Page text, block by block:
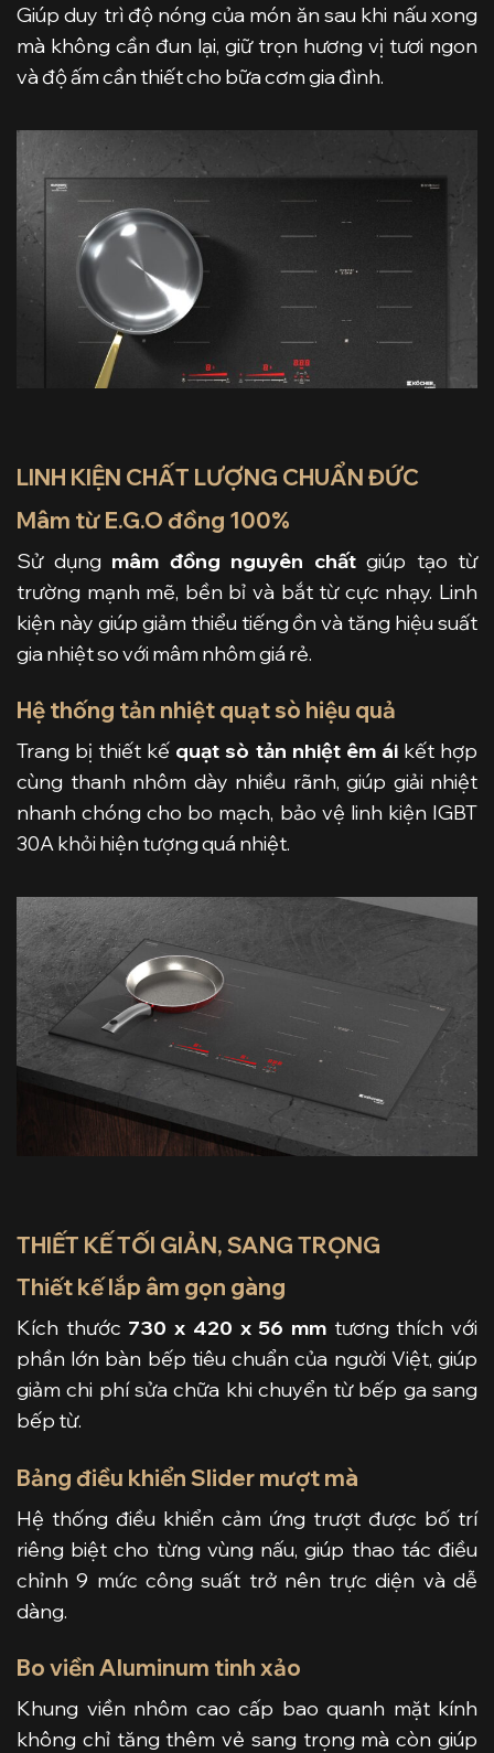
Giúp duy trì độ nóng của món ăn sau khi nấu xong
mà không cần đun lại, giữ trọn hương vị tươi ngon
và độ ấm cần thiết cho bữa cơm gia đình.
LINH KIỆN CHẤT LƯỢNG CHUẨN ĐỨC
Mâm từ E.G.O đồng 100%
Sử dụng mâm đồng nguyên chấtgiúp tạo từ
trường mạnh mẽ, bền bỉ và bắt từ cực nhạy. Linh
kiện này giúp giảm thiểu tiếng ồn và tăng hiệu suất
gia nhiệt so với mâm nhôm giá rẻ.
Hệ thống tản nhiệt quạt sò hiệu quả
Trang bị thiết kế quạt sò tản nhiệt êm áikết hợp
cùng thanh nhôm dày nhiều rãnh, giúp giải nhiệt
nhanh chóng cho bo mạch, bảo vệ linh kiện IGBT
30A khỏi hiện tượng quá nhiệt.
THIẾT KẾ TỐI GIẢN, SANG TRỌNG
Thiết kế lắp âm gọn gàng
Kích thước 730 x 420 x 56 mmtương thích với
phần lớn bàn bếp tiêu chuẩn của người Việt, giúp
giảm chi phí sửa chữa khi chuyển từ bếp ga sang
bếp từ.
Bảng điều khiển Slider mượt mà
Hệ thống điều khiển cảm ứng trượt được bố trí
riêng biệt cho từng vùng nấu, giúp thao tác điều
chỉnh 9 mức công suất trở nên trực diện và dễ
dàng.
Bo viền Aluminum tinh xảo
Khung viền nhôm cao cấp bao quanh mặt kính
không chỉ tăng thêm vẻ sang trọng mà còn giúp